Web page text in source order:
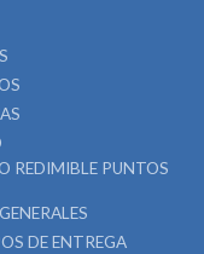
REDIMIBLE PUNTOS
DE ENTREGA